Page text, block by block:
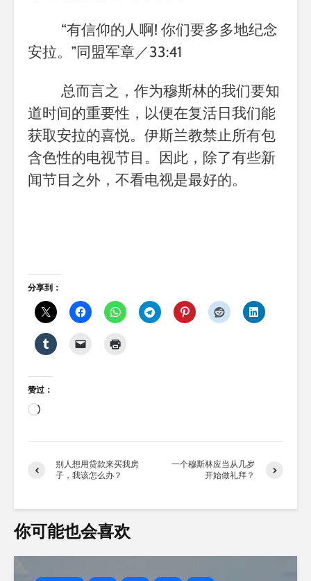
“有信仰的人啊! 你们要多多地纪念
安拉。 ”同盟军章／33:41
总而言之，作为穆斯林的我们要知
道时间的重要性，以便在复活日我们能
获取安拉的喜悦。伊斯兰教禁止所有包
含色性的电视节目。因此，除了有些新
闻节目之外，不看电视是最好的。
分享到：
赞过：
正
载…别人想用贷款来买我房
子，我该怎么办？
一个穆斯林应当从几岁
开始做礼拜？
你可能也会喜欢